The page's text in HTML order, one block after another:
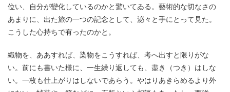
位い、自分が變化しているのかと驚いてゐる。藝術的な切なさの
あまりに、出た旅の一つの記念として、泌々と手にとって見た。
こうした心持ちで有ったのかと。
織物を、ああすれば、染物をこうすれば、考へ出すと限りがな
い。前にも書いた様に、一生繰り返しても、盡き（つき）はしな
い。一枚も仕上がりはしないであらう。やはりあきらめるより外